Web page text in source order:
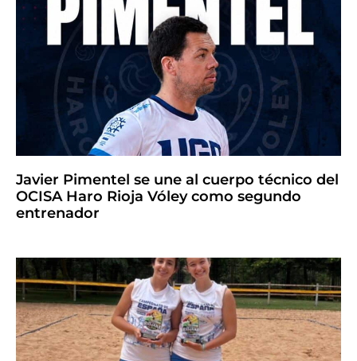
Javier Pimentel se une al cuerpo técnico del
OCISA Haro Rioja Vóley como segundo
entrenador